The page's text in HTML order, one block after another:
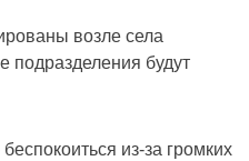
возле села
подразделения будут
из-за громких